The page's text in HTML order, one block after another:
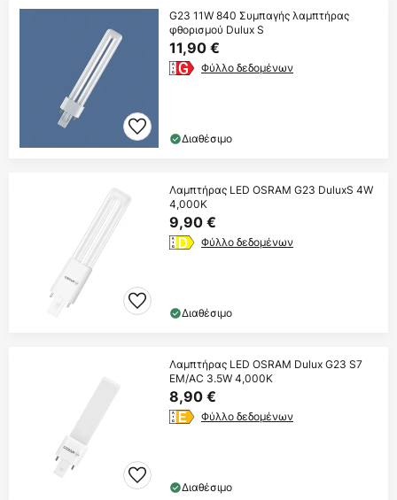
G23 11W 840 Συμπαγής λαμπτήρας
φθορισμού Dulux S
11,90 €
Φύλλο δεδομένων
Διαθέσιμο
Λαμπτήρας LED OSRAM G23 DuluxS 4W
4,000K
9,90 €
Φύλλο δεδομένων
Διαθέσιμο
Λαμπτήρας LED OSRAM Dulux G23 S7
EM/AC 3.5W 4,000K
8,90 €
Φύλλο δεδομένων
Διαθέσιμο